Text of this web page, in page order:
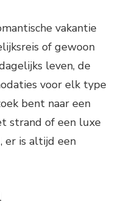
vakantie
of gewoon
leven, de
voor elk type
bent naar een
strand of een luxe
er is altijd een